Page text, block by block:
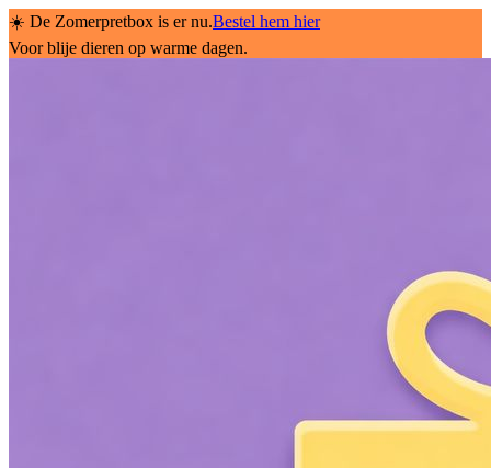
☀️ De Zomerpretbox is er nu.Bestel hem hier
Voor blije dieren op warme dagen.